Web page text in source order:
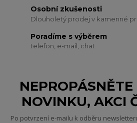
Osobní zkušenosti
Dlouholetý prodej v kamenné
Poradíme s výběrem
telefon, e-mail, chat
NOVINKU, AKCI
Po potvrzení e-mailu k odběru